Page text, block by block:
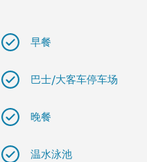
早餐
巴士/大客车停车场
晚餐
温水泳池